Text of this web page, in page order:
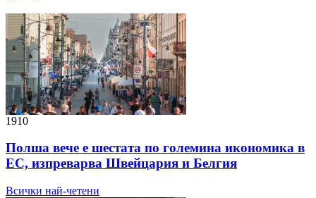
1910
Полша вече е шестата по големина икономика в
ЕС, изпреварва Швейцария и Белгия
Всички най-четени